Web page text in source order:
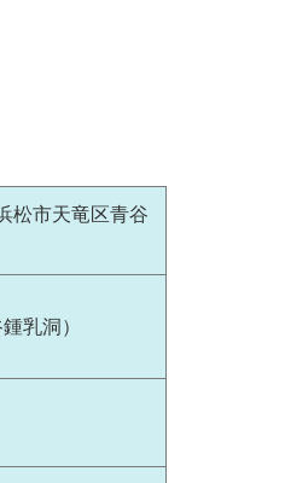
松市天竜区青谷
乳洞）